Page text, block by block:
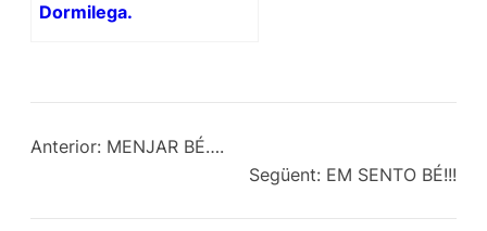
Dormilega.
Anterior: MENJAR BÉ….
Següent: EM SENTO BÉ!!!